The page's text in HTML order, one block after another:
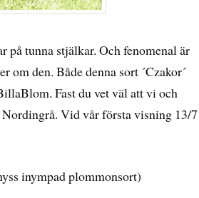
på tunna stjälkar. Och fenomenal är
om den. Både denna sort ´Czakor´
Fast du vet väl att vi och
Vid vår första visning 13/7
inympad plommonsort)